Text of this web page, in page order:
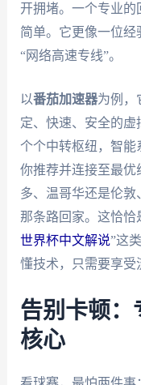
开拥堵。一个专业的
简单。它更像一位
“网络高速专线”。
以番茄加速器为例，
定、快速、安全的
个个中转枢纽，智能
你推荐并连接至最优
多、温哥华还是伦
那条路回家。这恰恰
世界杯中文解说”这
懂技术，只需要享受
告别卡顿：
核心